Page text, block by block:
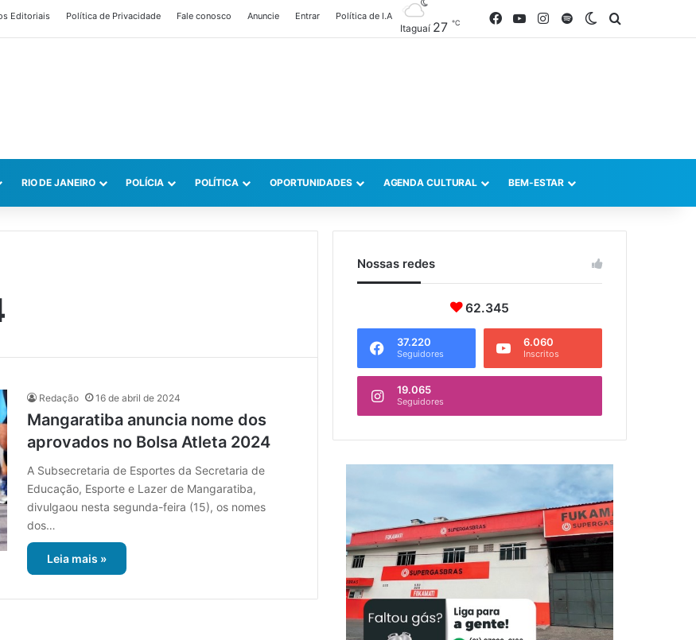
Editoriais Política de Privacidade Fale conosco Anuncie Entrar Política de I.A
Itaguaí 27 ℃ FacebookYouTubeInstagram
SpotifySwitch skin
RIO DE JANEIRO POLÍCIA POLÍTICA OPORTUNIDADES AGENDA CULTURAL BEM-ESTAR
Redação 16 de abril de 2024
Mangaratiba anuncia nome dos
aprovados no Bolsa Atleta 2024
A Subsecretaria de Esportes da Secretaria de
Educação, Esporte e Lazer de Mangaratiba,
divulgaou nesta segunda-feira (15), os nomes
dos…
Leia mais »
Nossas redes
62.345
37.220
Seguidores
6.060
Inscritos
19.065
Seguidores